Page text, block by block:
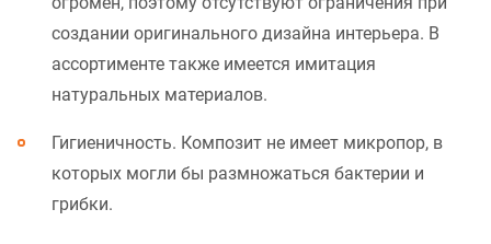
создании оригинального дизайна интерьера. В
ассортименте также имеется имитация
натуральных материалов.
Гигиеничность. Композит не имеет микропор, в
которых могли бы размножаться бактерии и
грибки.